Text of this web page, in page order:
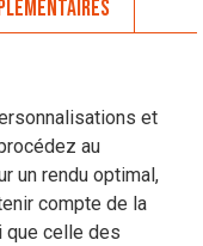
et
au
un rendu optimal,
compte de la
que celle des